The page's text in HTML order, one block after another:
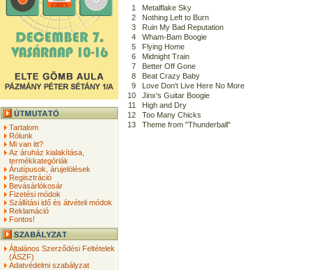
Tartalom
Rólunk
Mi van itt?
Az áruház kialakítása,
termékkategóriák
Árutípusok, árujelölések
Regisztráció
Bevásárlókosár
Fizetési módok
Szállítási idő és átvételi módok
Reklamáció
Fontos!
Általános Szerződési Feltételek
(ÁSZF)
Adatvédelmi szabályzat
1
Metalflake Sky
2
Nothing Left to Burn
3
Ruin My Bad Reputation
4
Wham-Bam Boogie
5
Flying Home
6
Midnight Train
7
Better Off Gone
8
Beat Crazy Baby
9
Love Don't Live Here No More
10
Jinx's Guitar Boogie
11
High and Dry
12
Too Many Chicks
13
Theme from "Thunderball"